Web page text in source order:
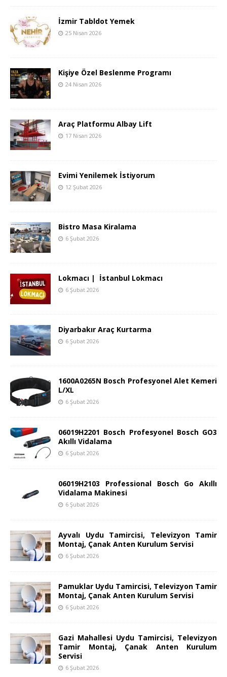
İzmir Tabldot Yemek
25 Nisan 2026
Kişiye Özel Beslenme Programı
24 Nisan 2026
Araç Platformu Albay Lift
17 Nisan 2026
Evimi Yenilemek İstiyorum
12 Şubat 2026
Bistro Masa Kiralama
6 Şubat 2026
Lokmacı | İstanbul Lokmacı
6 Şubat 2026
Diyarbakır Araç Kurtarma
6 Şubat 2026
1600A0265N Bosch Profesyonel Alet Kemeri
L/XL
6 Şubat 2026
06019H2201 Bosch Profesyonel Bosch GO3
Akıllı Vidalama
6 Şubat 2026
06019H2103 Professional Bosch Go Akıllı
Vidalama Makinesi
6 Şubat 2026
Ayvalı Uydu Tamircisi, Televizyon Tamir
Montaj, Çanak Anten Kurulum Servisi
6 Şubat 2026
Pamuklar Uydu Tamircisi, Televizyon Tamir
Montaj, Çanak Anten Kurulum Servisi
6 Şubat 2026
Gazi Mahallesi Uydu Tamircisi, Televizyon
Tamir Montaj, Çanak Anten Kurulum
Servisi
6 Şubat 2026